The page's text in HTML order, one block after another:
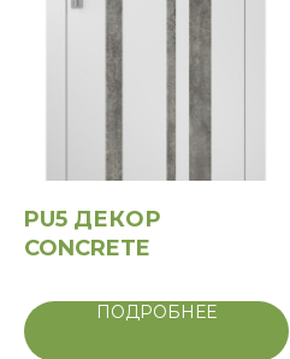
PU5 ДЕКОР
CONCRETE
ПОДРОБНЕЕ